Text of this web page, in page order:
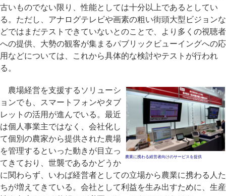
古いものでない限り、性能としては十分以上であるとしてい
る。ただし、アナログテレビや画素の粗い街頭大型ビジョンな
どではまだテストできていないとのことで、より多くの視聴者
への提供、大勢の観客が集まるパブリックビューイングへの応
用などについては、これから具体的な検討やテストが行われ
る。
農業に携わる経営者向けのサービスを提供
農場経営を支援するソリューシ
ョンでも、スマートフォンやタブ
レットの活用が進んでいる。最近
は個人事業主ではなく、会社化し
て個別の農家から提供された農場
を管理するといった動きが目立っ
てきており、世襲であるかどうか
に関わらず、いわば経営者としての立場から農業に携わる人た
ちが増えてきている。会社として利益を生み出すために、生産